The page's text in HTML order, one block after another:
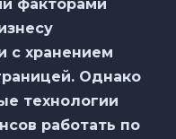
факторами
с хранением
Однако
технологии
работать по